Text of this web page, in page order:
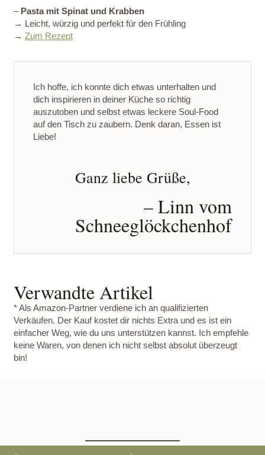
– Pasta mit Spinat und Krabben
→ Leicht, würzig und perfekt für den Frühling
→ Zum Rezept
Ich hoffe, ich konnte dich etwas unterhalten und
dich inspirieren in deiner Küche so richtig
auszutoben und selbst etwas leckere Soul-Food
auf den Tisch zu zaubern. Denk daran, Essen ist
Liebe!
Ganz liebe Grüße,
– Linn vom
Schneeglöckchenhof
Verwandte Artikel
* Als Amazon-Partner verdiene ich an qualifizierten
Verkäufen. Der Kauf kostet dir nichts Extra und es ist ein
einfacher Weg, wie du uns unterstützen kannst. Ich empfehle
keine Waren, von denen ich nicht selbst absolut überzeugt
bin!